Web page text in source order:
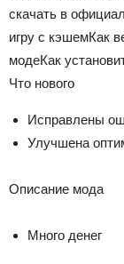
скачать в
игру с кэшемКак
модеКак
Что нового
Исправлены
Улучшена
Описание мода
Много денег